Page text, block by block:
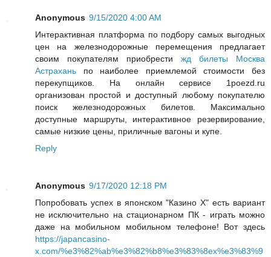
Anonymous 9/15/2020 4:00 AM
Интерактивная платформа по подбору самых выгодных
цен на железнодорожные перемещения предлагает
своим покупателям приобрести жд билеты Москва
Астрахань по наиболее приемлемой стоимости без
перекупщиков. На онлайн сервисе 1poezd.ru
организован простой и доступный любому покупателю
поиск железнодорожных билетов. Максимально
доступные маршруты, интерактивное резервирование,
самые низкие цены, приличные вагоны и купе.
Reply
Anonymous 9/17/2020 12:18 PM
Попробовать успех в японском "Казино Х" есть вариант
не исключительно на стационарном ПК - играть можно
даже на мобильном мобильном телефоне! Вот здесь
https://japancasino-
x.com/%e3%82%ab%e3%82%b8%e3%83%8ex%e3%83%9